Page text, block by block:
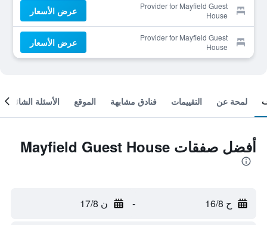
Provider for Mayfield Guest
House
عرض الأسعار
Provider for Mayfield Guest
House
عرض الأسعار
لمحة عن التقييمات فنادق مشابهة الموقع الأسئلة الشائعة
أفضل صفقات Mayfield Guest House
ح 16/8 - ن 17/8